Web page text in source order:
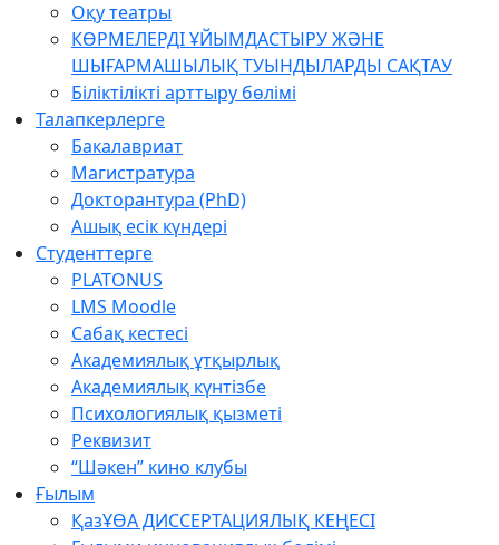
Оқу театры
КӨРМЕЛЕРДІ ҰЙЫМДАСТЫРУ ЖӘНЕ
ШЫҒАРМАШЫЛЫҚ ТУЫНДЫЛАРДЫ САҚТАУ
Біліктілікті арттыру бөлімі
Талапкерлерге
Бакалавриат
Магистратура
Докторантура (PhD)
Ашық есік күндері
Студенттерге
PLATONUS
LMS Moodle
Сабақ кестесі
Академиялық ұтқырлық
Академиялық күнтізбе
Психологиялық қызметі
Реквизит
“Шәкен” кино клубы
Ғылым
ҚазҰӨА ДИССЕРТАЦИЯЛЫҚ КЕҢЕСІ